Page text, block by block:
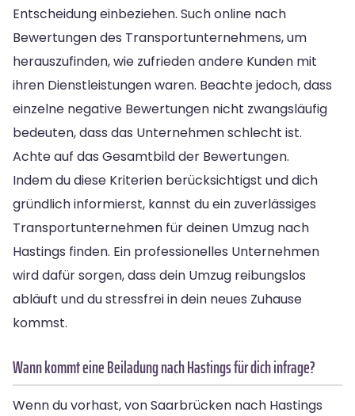
Entscheidung einbeziehen. Such online nach
Bewertungen des Transportunternehmens, um
herauszufinden, wie zufrieden andere Kunden mit
ihren Dienstleistungen waren. Beachte jedoch, dass
einzelne negative Bewertungen nicht zwangsläufig
bedeuten, dass das Unternehmen schlecht ist.
Achte auf das Gesamtbild der Bewertungen.
Indem du diese Kriterien berücksichtigst und dich
gründlich informierst, kannst du ein zuverlässiges
Transportunternehmen für deinen Umzug nach
Hastings finden. Ein professionelles Unternehmen
wird dafür sorgen, dass dein Umzug reibungslos
abläuft und du stressfrei in dein neues Zuhause
kommst.
Wann kommt eine Beiladung nach Hastings für dich infrage?
Wenn du vorhast, von Saarbrücken nach Hastings